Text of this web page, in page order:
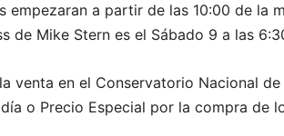
empezaran a partir de las 10:00 de la
de Mike Stern es el Sábado 9 a las
venta en el Conservatorio Nacional
o Precio Especial por la compra de